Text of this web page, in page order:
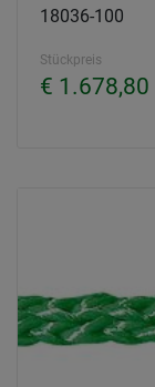
18036-100
Stückpreis
€ 1.678,80